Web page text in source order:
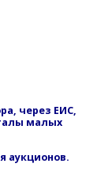
через ЕИС,
малых
аукционов.